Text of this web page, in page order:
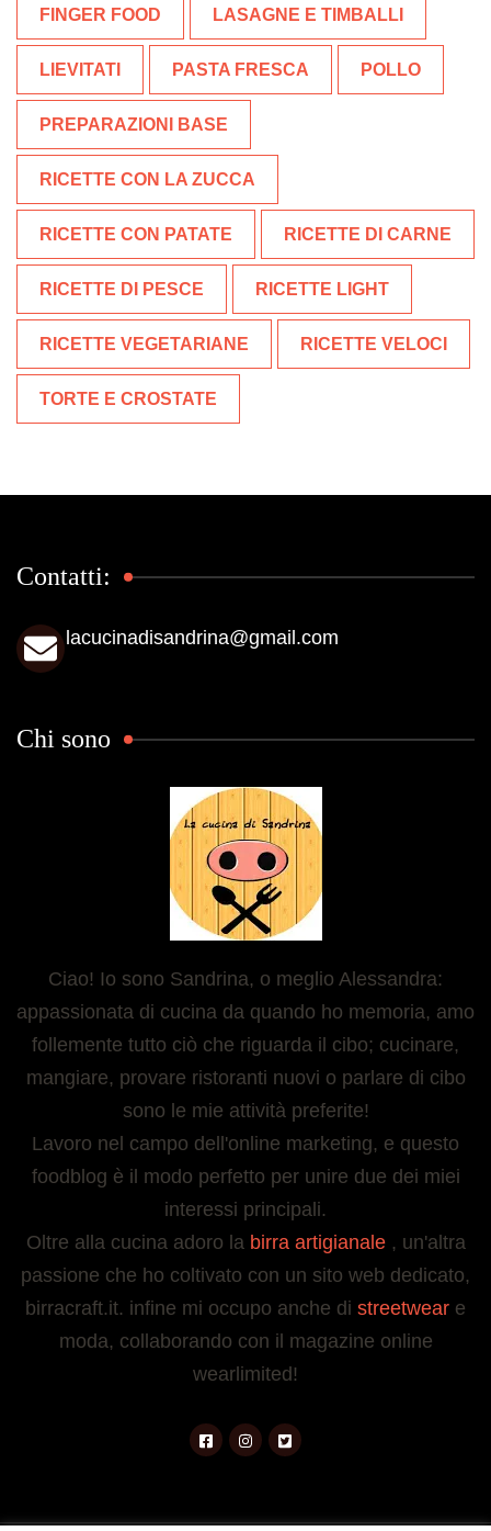
FINGER FOOD LASAGNE E TIMBALLI
LIEVITATI PASTA FRESCA POLLO
PREPARAZIONI BASE
RICETTE CON LA ZUCCA
RICETTE CON PATATE RICETTE DI CARNE
RICETTE DI PESCE RICETTE LIGHT
RICETTE VEGETARIANE RICETTE VELOCI
TORTE E CROSTATE
Contatti:
lacucinadisandrina@gmail.com
Chi sono
Ciao! Io sono Sandrina, o meglio Alessandra:
appassionata di cucina da quando ho memoria, amo
follemente tutto ciò che riguarda il cibo; cucinare,
mangiare, provare ristoranti nuovi o parlare di cibo
sono le mie attività preferite!
Lavoro nel campo dell'online marketing, e questo
foodblog è il modo perfetto per unire due dei miei
interessi principali.
Oltre alla cucina adoro la birra artigianale, un'altra
passione che ho coltivato con un sito web dedicato,
birracraft.it. infine mi occupo anche di streetwear e
moda, collaborando con il magazine online
wearlimited!